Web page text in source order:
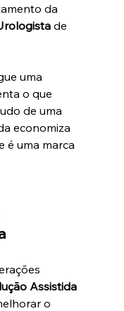
da
de
uma
o que
de uma
economiza
é uma marca
Assistida
o